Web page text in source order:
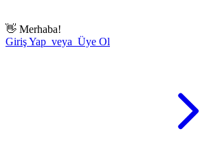
👋 Merhaba!
Giriş Yap veya Üye Ol